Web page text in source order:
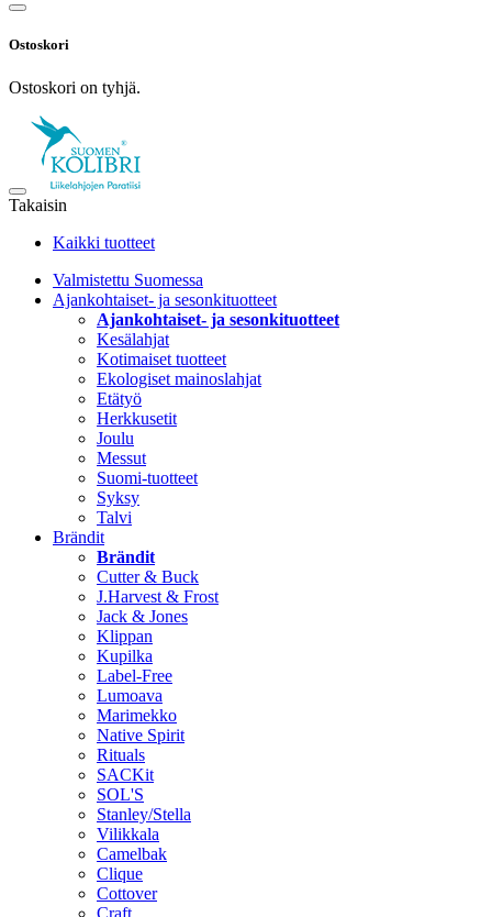
Ostoskori
Ostoskori on tyhjä.
Takaisin
Kaikki tuotteet
Valmistettu Suomessa
Ajankohtaiset- ja sesonkituotteet
Ajankohtaiset- ja sesonkituotteet
Kesälahjat
Kotimaiset tuotteet
Ekologiset mainoslahjat
Etätyö
Herkkusetit
Joulu
Messut
Suomi-tuotteet
Syksy
Talvi
Brändit
Brändit
Cutter & Buck
J.Harvest & Frost
Jack & Jones
Klippan
Kupilka
Label-Free
Lumoava
Marimekko
Native Spirit
Rituals
SACKit
SOL'S
Stanley/Stella
Vilikkala
Camelbak
Clique
Cottover
Craft